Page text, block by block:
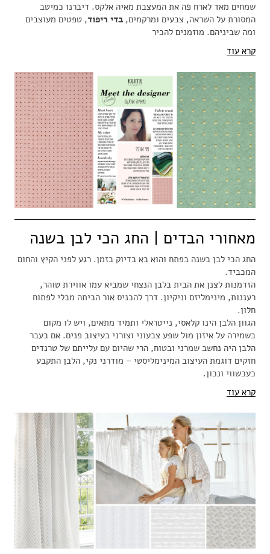
שמחים מאד לארח פה את המעצבת מאיה אלקס. דיברנו כמיטב
המסורת על השראה, צבעים ומרקמים,בדי ריפוד, טפטים מעוצבים
ומה שביניהם. מוזמנים להכיר
קרא עוד
מאחורי הבדים | החג הכי לבן בשנה
החג הכי לבן בשנה בפתח והוא בא בדיוק בזמן. רגע לפני הקיץ והחום
המכביד.
הזדמנות לצנן את הבית בלבן הנצחי שמביא עמו אווירת טוהר,
רעננות, מינימליזם וניקיון. דרך להכניס אור הביתה מבלי לפתוח
חלון.
הגוון הלבן הינו קלאסי, נייטראלי ותמיד מתאים, ויש לו מקום
בשמירה על איזון מול שפע צבעוני וצורני בעיצוב פנים. אם בעבר
הלבן היה נחשב שמרני ובטוח, הרי שהיום עם עלייתם של טרנדים
חזקים דוגמת העיצוב המינימליסטי – מודרני נקי, הלבן התקבע
כעכשווי ונכון.
קרא עוד